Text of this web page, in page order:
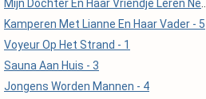
Kamperen Met Lianne En Haar Vader - 5
Voyeur Op Het Strand - 1
Sauna Aan Huis - 3
Jongens Worden Mannen - 4